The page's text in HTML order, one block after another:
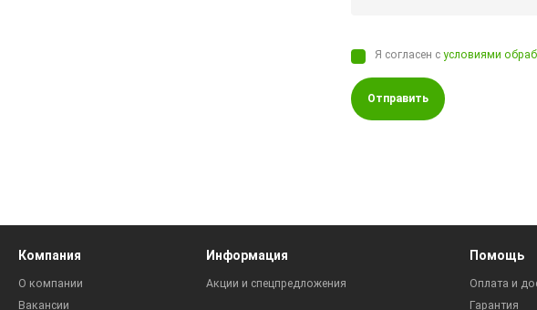
Я согласен сусловиями
Отправить
Компания
О компании
Вакансии
Информация
Акции и спецпредложения
Помощь
Оплата и
Гарантия